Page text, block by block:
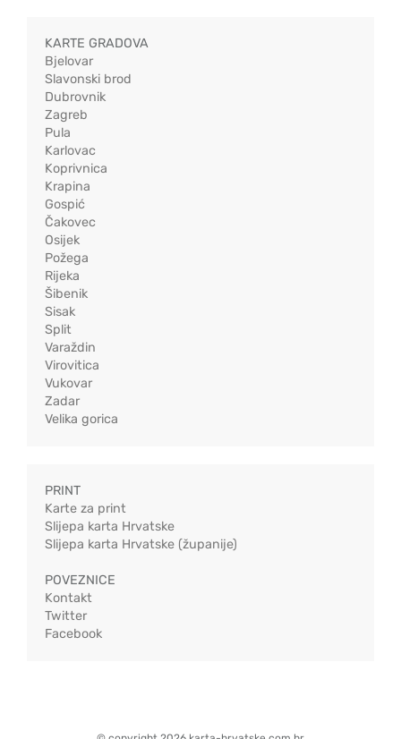
KARTE GRADOVA
Bjelovar
Slavonski brod
Dubrovnik
Zagreb
Pula
Karlovac
Koprivnica
Krapina
Gospić
Čakovec
Osijek
Požega
Rijeka
Šibenik
Sisak
Split
Varaždin
Virovitica
Vukovar
Zadar
Velika gorica
PRINT
Karte za print
Slijepa karta Hrvatske
Slijepa karta Hrvatske (županije)
POVEZNICE
Kontakt
Twitter
Facebook